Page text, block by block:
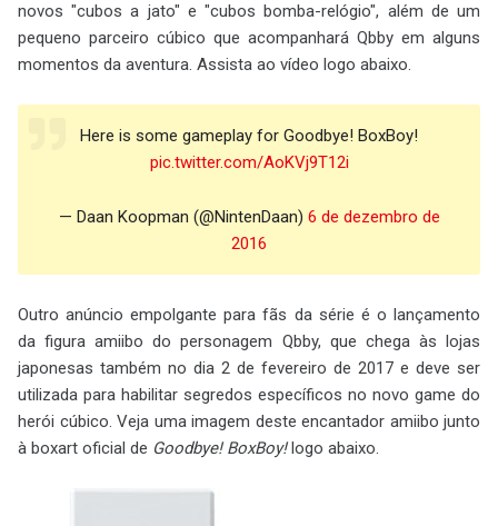
novos "cubos a jato" e "cubos bomba-relógio", além de um
pequeno parceiro cúbico que acompanhará Qbby em alguns
momentos da aventura. Assista ao vídeo logo abaixo.
Here is some gameplay for Goodbye! BoxBoy!
pic.twitter.com/AoKVj9T12i
— Daan Koopman (@NintenDaan) 6 de dezembro de
2016
Outro anúncio empolgante para fãs da série é o lançamento
da figura amiibo do personagem Qbby, que chega às lojas
japonesas também no dia 2 de fevereiro de 2017 e deve ser
utilizada para habilitar segredos específicos no novo game do
herói cúbico. Veja uma imagem deste encantador amiibo junto
à boxart oficial de Goodbye! BoxBoy!logo abaixo.